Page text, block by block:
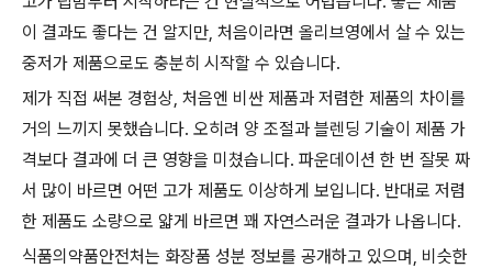
이 결과도 좋다는 건 알지만, 처음이라면 올리브영에서 살 수 있는
중저가 제품으로도 충분히 시작할 수 있습니다.
제가 직접 써본 경험상, 처음엔 비싼 제품과 저렴한 제품의 차이를
거의 느끼지 못했습니다. 오히려 양 조절과 블렌딩 기술이 제품 가
격보다 결과에 더 큰 영향을 미쳤습니다. 파운데이션 한 번 잘못 짜
서 많이 바르면 어떤 고가 제품도 이상하게 보입니다. 반대로 저렴
한 제품도 소량으로 얇게 바르면 꽤 자연스러운 결과가 나옵니다.
식품의약품안전처는 화장품 성분 정보를 공개하고 있으며, 비슷한